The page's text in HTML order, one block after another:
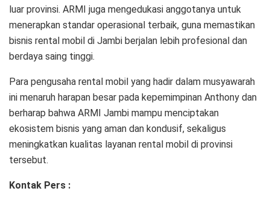
luar provinsi. ARMI juga mengedukasi anggotanya untuk
menerapkan standar operasional terbaik, guna memastikan
bisnis rental mobil di Jambi berjalan lebih profesional dan
berdaya saing tinggi.
Para pengusaha rental mobil yang hadir dalam musyawarah
ini menaruh harapan besar pada kepemimpinan Anthony dan
berharap bahwa ARMI Jambi mampu menciptakan
ekosistem bisnis yang aman dan kondusif, sekaligus
meningkatkan kualitas layanan rental mobil di provinsi
tersebut.
Kontak Pers :